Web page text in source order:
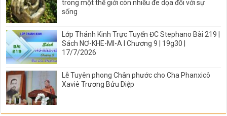
trong một thế giới còn nhiều đe dọa đối với sự
sống
Lớp Thánh Kinh Trực Tuyến ĐC Stephano Bài 219 |
Sách NƠ-KHE-MI-A I Chương 9 | 19g30 |
17/7/2026
Lễ Tuyên phong Chân phước cho Cha Phanxicô
Xaviê Trương Bửu Diệp